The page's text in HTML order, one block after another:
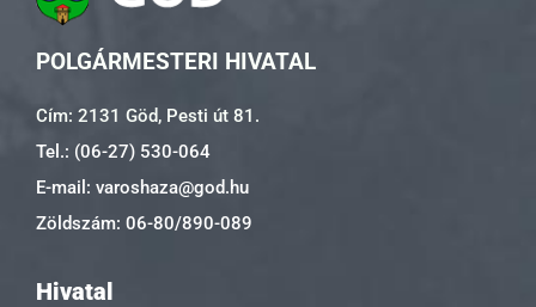
POLGÁRMESTERI HIVATAL
Cím: 2131 Göd, Pesti út 81.
Tel.: (06-27) 530-064
E-mail: varoshaza@god.hu
Zöldszám: 06-80/890-089
Hivatal